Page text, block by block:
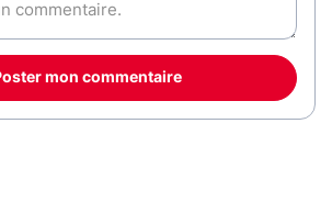
mon commentaire